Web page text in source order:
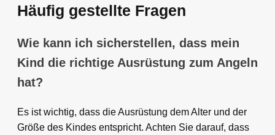
Häufig gestellte Fragen
Wie kann ich sicherstellen, dass mein
Kind die richtige Ausrüstung zum Angeln
hat?
Es ist wichtig, dass die Ausrüstung dem Alter und der
Größe des Kindes entspricht. Achten Sie darauf, dass